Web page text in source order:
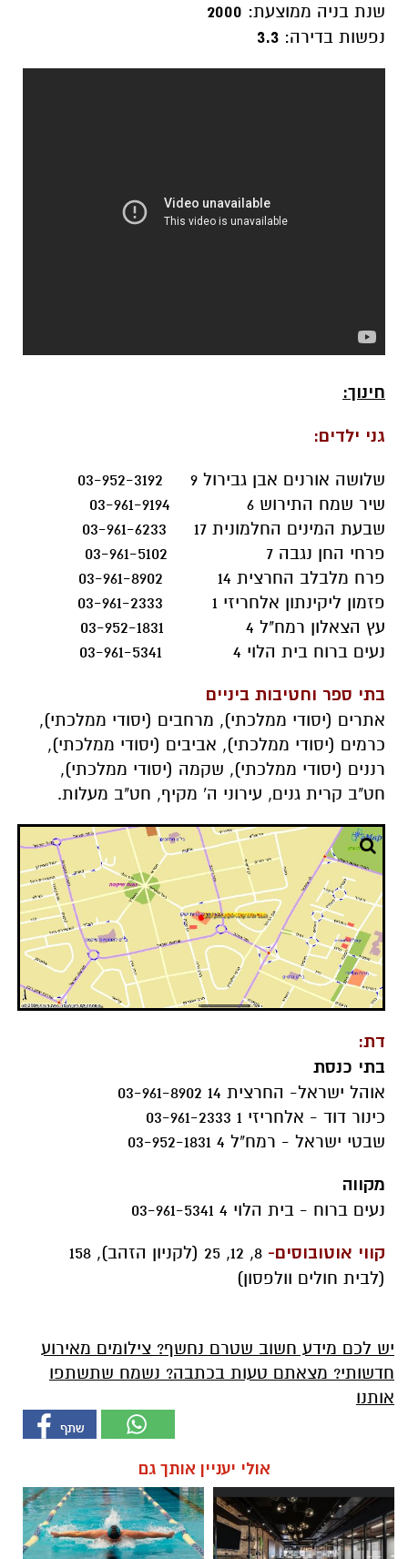
שנת בניה ממוצעת: 2000
נפשות בדירה: 3.3
חינוך:
גני ילדים:
שלושה אורנים אבן גבירול 9 03-952-3192
שיר שמח התירוש 6 03-961-9194
שבעת המינים החלמונית 17 03-961-6233
פרחי החן נגבה 7 03-961-5102
פרח מלבלב החרצית 14 03-961-8902
פזמון ליקינתון אלחריזי 1 03-961-2333
עץ הצאלון רמח"ל 4 03-952-1831
נעים ברוח בית הלוי 4 03-961-5341
בתי ספר וחטיבות ביניים
אתרים (יסודי ממלכתי), מרחבים (יסודי ממלכתי),
כרמים (יסודי ממלכתי), אביבים (יסודי ממלכתי),
רננים (יסודי ממלכתי), שקמה (יסודי ממלכתי),
חט"ב קרית גנים, עירוני ה' מקיף, חט"ב מעלות.
דת:
בתי כנסת
אוהל ישראל- החרצית 14 03-961-8902
כינור דוד - אלחריזי 1 03-961-2333
שבטי ישראל - רמח"ל 4 03-952-1831
מקווה
נעים ברוח - בית הלוי 4 03-961-5341
קווי אוטובוסים-
8, 12, 25 (לקניון הזהב), 158
(לבית חולים וולפסון)
יש לכם מידע חשוב שטרם נחשף? צילומים מאירוע
חדשותי? מצאתם טעות בכתבה? נשמח שתשתפו
אותנו
אולי יעניין אותך גם